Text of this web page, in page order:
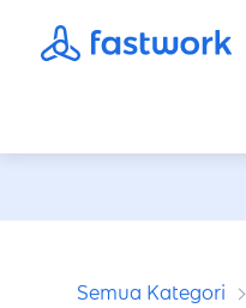
Semua Kategori